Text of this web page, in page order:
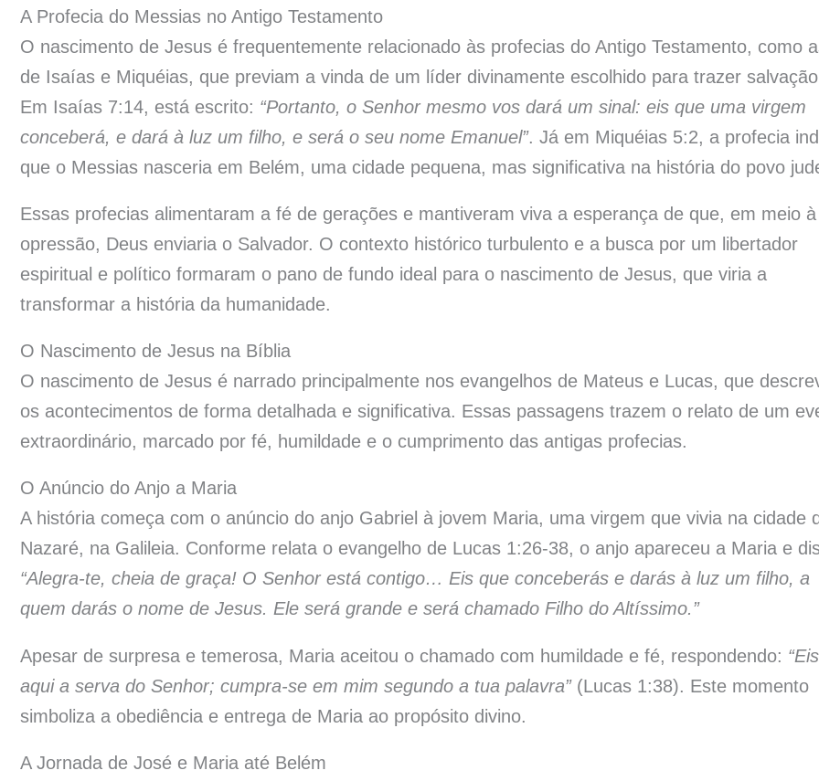
A Profecia do Messias no Antigo Testamento
O nascimento de Jesus é frequentemente relacionado às profecias do Antigo Testamento, como
de Isaías e Miquéias, que previam a vinda de um líder divinamente escolhido para trazer
Em Isaías 7:14, está escrito: “Portanto, o Senhor mesmo vos dará um sinal: eis que uma virgem
conceberá, e dará à luz um filho, e será o seu nome Emanuel”. Já em Miquéias 5:2, a profecia
que o Messias nasceria em Belém, uma cidade pequena, mas significativa na história do povo
Essas profecias alimentaram a fé de gerações e mantiveram viva a esperança de que, em meio à
opressão, Deus enviaria o Salvador. O contexto histórico turbulento e a busca por um libertador
espiritual e político formaram o pano de fundo ideal para o nascimento de Jesus, que viria a
transformar a história da humanidade.
O Nascimento de Jesus na Bíblia
O nascimento de Jesus é narrado principalmente nos evangelhos de Mateus e Lucas, que
os acontecimentos de forma detalhada e significativa. Essas passagens trazem o relato de um
extraordinário, marcado por fé, humildade e o cumprimento das antigas profecias.
O Anúncio do Anjo a Maria
A história começa com o anúncio do anjo Gabriel à jovem Maria, uma virgem que vivia na cidade
Nazaré, na Galileia. Conforme relata o evangelho de Lucas 1:26-38, o anjo apareceu a Maria e
“Alegra-te, cheia de graça! O Senhor está contigo… Eis que conceberás e darás à luz um filho, a
quem darás o nome de Jesus. Ele será grande e será chamado Filho do Altíssimo.”
Apesar de surpresa e temerosa, Maria aceitou o chamado com humildade e fé, respondendo: “Eis
aqui a serva do Senhor; cumpra-se em mim segundo a tua palavra”(Lucas 1:38). Este momento
simboliza a obediência e entrega de Maria ao propósito divino.
A Jornada de José e Maria até Belém